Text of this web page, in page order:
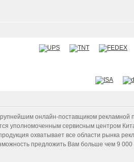
онлайн-поставщиком рекламной
уполномоченным сервисным центром
охватывает все области рынка
предложить Вам больше чем 9 000